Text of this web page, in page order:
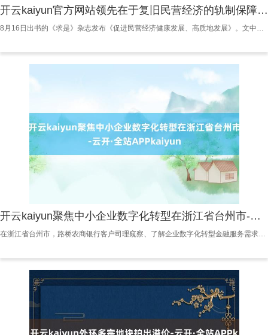
开云kaiyun官方网站领先在于复旧民营经济的轨制保障日趋完善-云开·全站APPkaiyun
开云kaiyun聚焦中小企业数字化转型在浙江省台州市-云开·全站APPkaiyun